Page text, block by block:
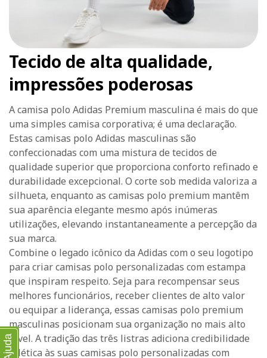
Tecido de alta qualidade,
impressões poderosas
A camisa polo Adidas Premium masculina é mais do que
uma simples camisa corporativa; é uma declaração.
Estas camisas polo Adidas masculinas são
confeccionadas com uma mistura de tecidos de
qualidade superior que proporciona conforto refinado e
durabilidade excepcional. O corte sob medida valoriza a
silhueta, enquanto as camisas polo premium mantêm
sua aparência elegante mesmo após inúmeras
utilizações, elevando instantaneamente a percepção da
sua marca.
Combine o legado icônico da Adidas com o seu logotipo
para criar camisas polo personalizadas com estampa
que inspiram respeito. Seja para recompensar seus
melhores funcionários, receber clientes de alto valor
ou equipar a liderança, essas camisas polo premium
masculinas posicionam sua organização no mais alto
nível. A tradição das três listras adiciona credibilidade
atlética às suas camisas polo personalizadas com
Ajuda